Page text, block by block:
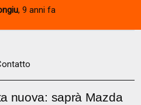
, 9 anni fa
nuova: saprà Mazda